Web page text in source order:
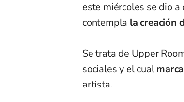
este miércoles se dio
contempla la creación
Se trata de Upper
sociales y el cual
artista.